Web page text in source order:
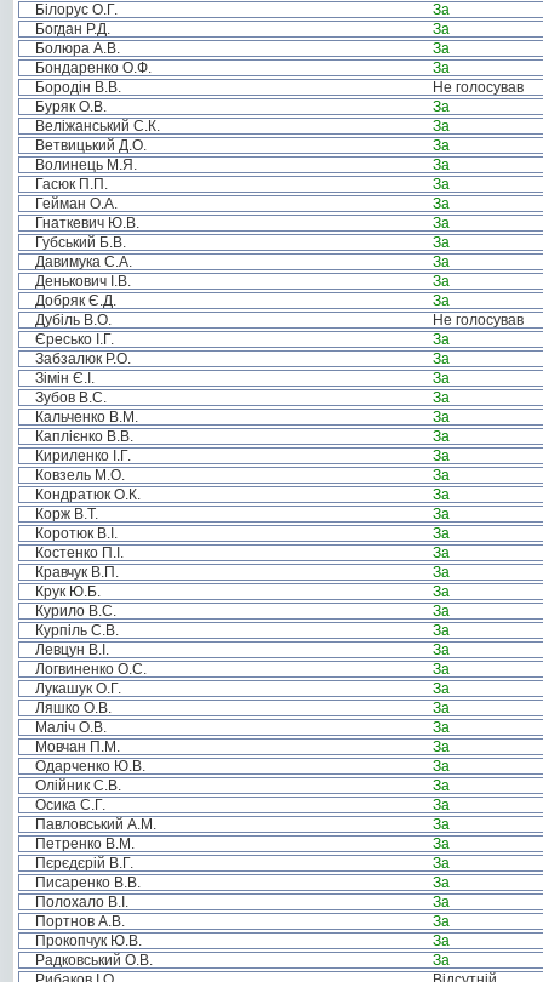
Білорус О.Г.
За
Богдан Р.Д.
За
Болюра А.В.
За
Бондаренко О.Ф.
За
Бородін В.В.
Не голосував
Буряк О.В.
За
Веліжанський С.К.
За
Ветвицький Д.О.
За
Волинець М.Я.
За
Гасюк П.П.
За
Гейман О.А.
За
Гнаткевич Ю.В.
За
Губський Б.В.
За
Давимука С.А.
За
Денькович І.В.
За
Добряк Є.Д.
За
Дубіль В.О.
Не голосував
Єресько І.Г.
За
Забзалюк Р.О.
За
Зімін Є.І.
За
Зубов В.С.
За
Кальченко В.М.
За
Каплієнко В.В.
За
Кириленко І.Г.
За
Ковзель М.О.
За
Кондратюк О.К.
За
Корж В.Т.
За
Коротюк В.І.
За
Костенко П.І.
За
Кравчук В.П.
За
Крук Ю.Б.
За
Курило В.С.
За
Курпіль С.В.
За
Левцун В.І.
За
Логвиненко О.С.
За
Лукашук О.Г.
За
Ляшко О.В.
За
Маліч О.В.
За
Мовчан П.М.
За
Одарченко Ю.В.
За
Олійник С.В.
За
Осика С.Г.
За
Павловський А.М.
За
Петренко В.М.
За
Пєрєдєрій В.Г.
За
Писаренко В.В.
За
Полохало В.І.
За
Портнов А.В.
За
Прокопчук Ю.В.
За
Радковський О.В.
За